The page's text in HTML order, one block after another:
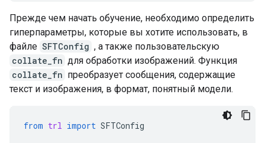
Прежде чем начать обучение, необходимо определить
гиперпараметры, которые вы хотите использовать, в
файле SFTConfig , а также пользовательскую
collate_fn для обработки изображений. Функция
collate_fn преобразует сообщения, содержащие
текст и изображения, в формат, понятный модели.
from trl import SFTConfig